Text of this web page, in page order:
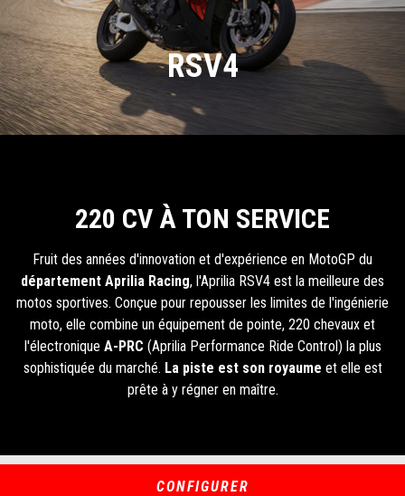
RSV4
220 CV À TON SERVICE
Fruit des années d'innovation et d'expérience en MotoGP du
département Aprilia Racing, l'Aprilia RSV4 est la meilleure des
motos sportives. Conçue pour repousser les limites de l'ingénierie
moto, elle combine un équipement de pointe, 220 chevaux et
l'électronique A-PRC (Aprilia Performance Ride Control) la plus
sophistiquée du marché. La piste est son royaume et elle est
prête à y régner en maître.
CONFIGURER